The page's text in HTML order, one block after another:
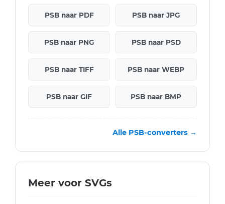
PSB naar PDF PSB naar JPG
PSB naar PNG PSB naar PSD
PSB naar TIFF PSB naar WEBP
PSB naar GIF PSB naar BMP
Alle PSB-converters →
Meer voor SVGs